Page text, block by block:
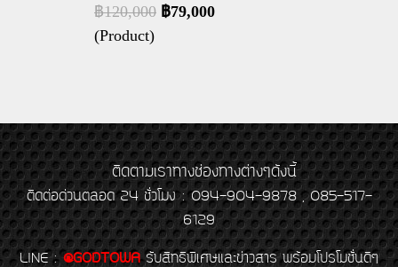
฿120,000 ฿79,000
(Product)
ติดตามเราทางช่องทางต่างๆดังนี้
ติดต่อด่วนตลอด 24 ชั่วโมง : 094-904-9878 , 085-517-
6129
LINE : @GODTOWA รับสิทธิพิเศษและข่าวสาร พร้อมโปรโมชั่นดีๆ